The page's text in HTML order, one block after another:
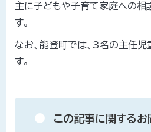
主に子どもや子育て家庭への相
す。
なお、能登町では、3名の主任
す。
この記事に関する